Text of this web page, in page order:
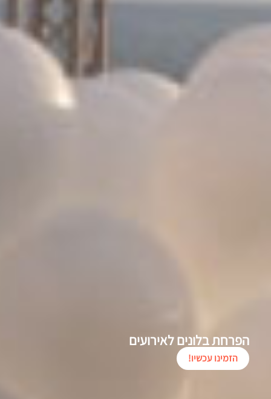
הפרחת בלונים לאירועים
הזמינו עכשיו!